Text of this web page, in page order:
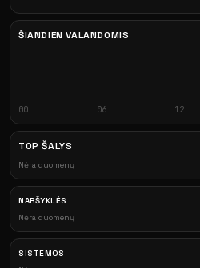
ŠIANDIEN VALANDOMIS
00 06 12
TOP ŠALYS
Nėra duomenų
NARŠYKLĖS
Nėra duomenų
SISTEMOS